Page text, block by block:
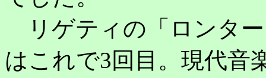
リゲティの「ロンタ
はこれで3回目。現代音